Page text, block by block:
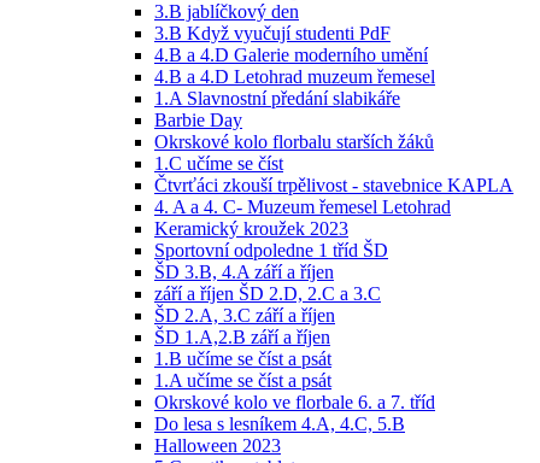
3.B jablíčkový den
3.B Když vyučují studenti PdF
4.B a 4.D Galerie moderního umění
4.B a 4.D Letohrad muzeum řemesel
1.A Slavnostní předání slabikáře
Barbie Day
Okrskové kolo florbalu starších žáků
1.C učíme se číst
Čtvrťáci zkouší trpělivost - stavebnice KAPLA
4. A a 4. C- Muzeum řemesel Letohrad
Keramický kroužek 2023
Sportovní odpoledne 1 tříd ŠD
ŠD 3.B, 4.A září a říjen
září a říjen ŠD 2.D, 2.C a 3.C
ŠD 2.A, 3.C září a říjen
ŠD 1.A,2.B září a říjen
1.B učíme se číst a psát
1.A učíme se číst a psát
Okrskové kolo ve florbale 6. a 7. tříd
Do lesa s lesníkem 4.A, 4.C, 5.B
Halloween 2023